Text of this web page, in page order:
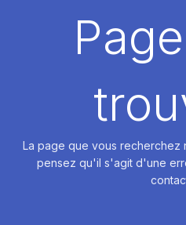
La page que vous recherchez
pensez qu'il s'agit d'une